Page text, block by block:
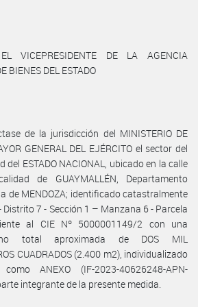
VICEPRESIDENTE DE LA AGENCIA
BIENES DEL ESTADO
de la jurisdicción del MINISTERIO DE
GENERAL DEL EJÉRCITO el sector del
del ESTADO NACIONAL, ubicado en la calle
de GUAYMALLÉN, Departamento
de MENDOZA; identificado catastralmente
7 - Sección 1 – Manzana 6 - Parcela
al CIE Nº 5000001149/2 con una
total aproximada de DOS MIL
CUADRADOS (2.400 m2), individualizado
ANEXO (IF-2023-40626248-APN-
integrante de la presente medida.